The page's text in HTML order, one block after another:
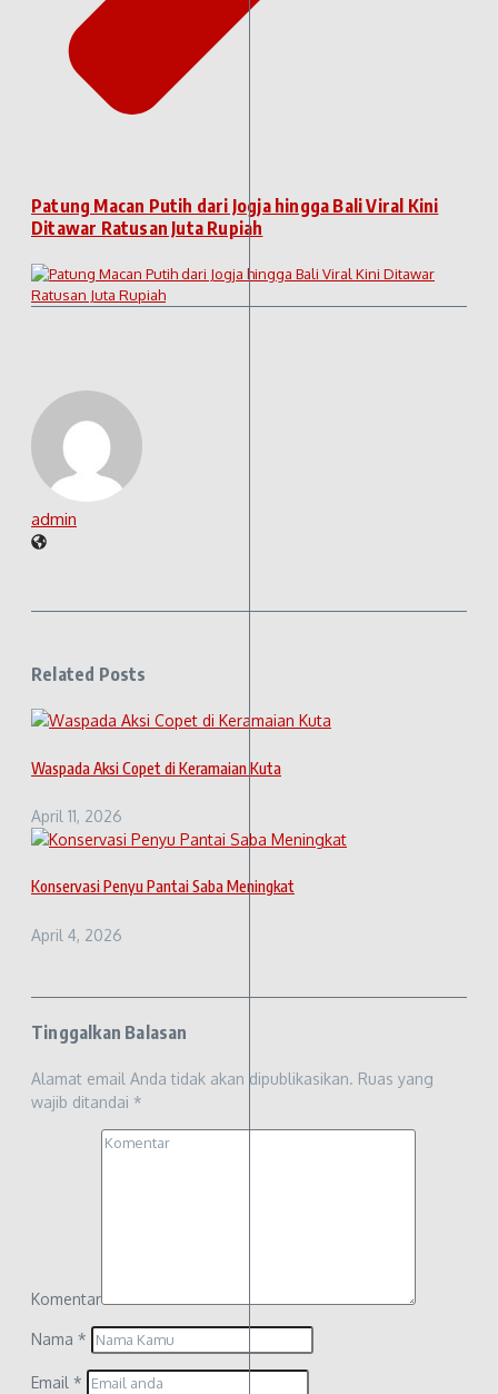
Patung Macan Putih dari Jogja hingga Bali Viral Kini
Ditawar Ratusan Juta Rupiah
admin
Related Posts
Waspada Aksi Copet di Keramaian Kuta
April 11, 2026
Konservasi Penyu Pantai Saba Meningkat
April 4, 2026
Tinggalkan Balasan
Alamat email Anda tidak akan dipublikasikan. Ruas yang
wajib ditandai *
Komentar
Nama *
Email *